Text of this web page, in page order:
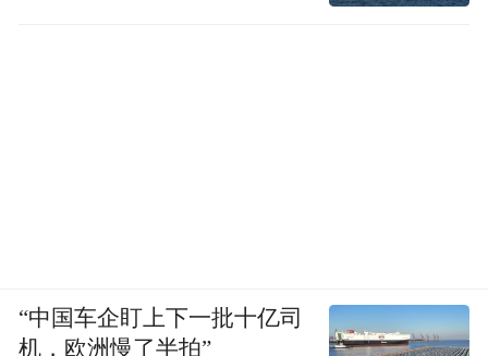
“中国车企盯上下一批十亿司
机，欧洲慢了半拍”